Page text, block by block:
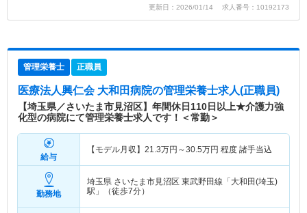
更新日：2026/01/14 求人番号：10192173
管理栄養士 正職員
医療法人興仁会 大和田病院の管理栄養士求人(正職員)
【埼玉県／さいたま市見沼区】年間休日110日以上★介護力強
化型の病院にて管理栄養士求人です！＜常勤＞
給与
【モデル月収】 21.3万円～30.5万円 程度 諸手当込
勤務地
埼玉県 さいたま市見沼区 東武野田線「大和田(埼玉)
駅」（徒歩7分）